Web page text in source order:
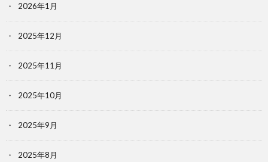
2026年1月
2025年12月
2025年11月
2025年10月
2025年9月
2025年8月